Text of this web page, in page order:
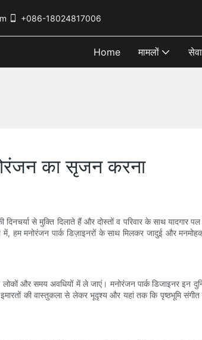
+086-18024817006
Home मामलों सेवा
का सृजन करना
से मुक्ति दिलाते हैं और दोस्तों व परिवार के साथ
मनोरंजन पार्क डिज़ाइनरों के साथ मिलकर जादुई और
और समय अवधियों में ले जाएं। मनोरंजन पार्क डिजाइनर इन
की वास्तुकला से लेकर भूदृश्य और यहां तक ​​कि पृष्ठभूमि संगीत